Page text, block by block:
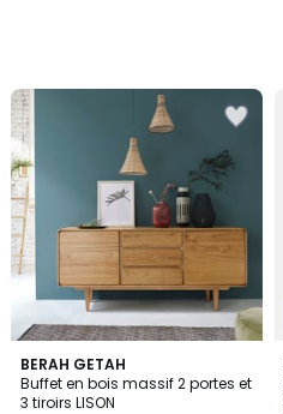
BERAH GETAH
Buffet en bois massif 2 portes et
3 tiroirs LISON